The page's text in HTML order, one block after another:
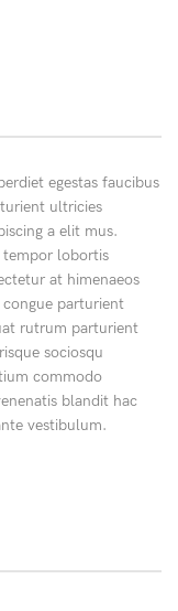
egestas faucibus
ultricies
a elit mus.
tempor lobortis
at himenaeos
congue parturient
rutrum parturient
sociosqu
commodo
blandit hac
vestibulum.